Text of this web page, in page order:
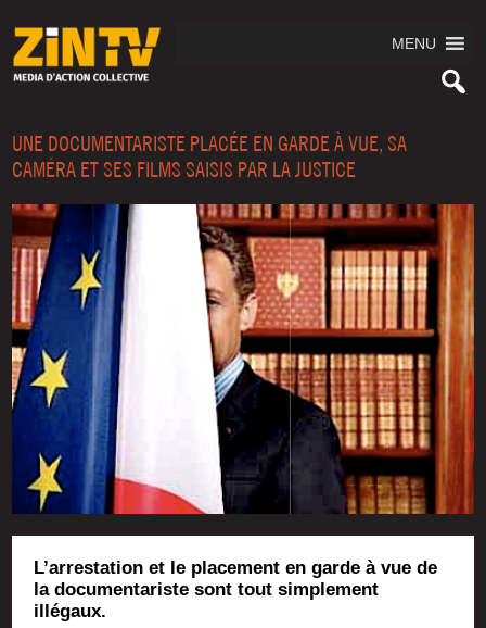
MENU
UNE DOCUMENTARISTE PLACÉE EN GARDE À VUE, SA
CAMÉRA ET SES FILMS SAISIS PAR LA JUSTICE
L’arrestation et le placement en garde à vue de
la documentariste sont tout simplement
illégaux.